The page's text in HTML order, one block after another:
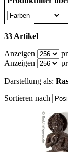
33 Artikel
Anzeigen
Anzeigen
Darstellung als:
Sortieren nach